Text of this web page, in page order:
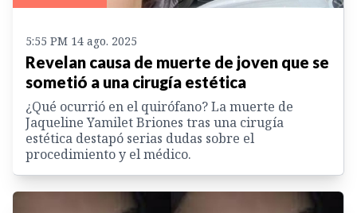
5:55 PM 14 ago. 2025
Revelan causa de muerte de joven que se
sometió a una cirugía estética
¿Qué ocurrió en el quirófano? La muerte de
Jaqueline Yamilet Briones tras una cirugía
estética destapó serias dudas sobre el
procedimiento y el médico.